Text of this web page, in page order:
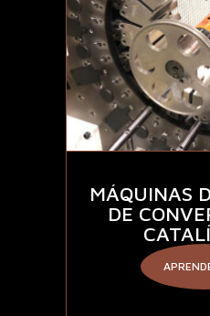
MÁQUINAS
DE